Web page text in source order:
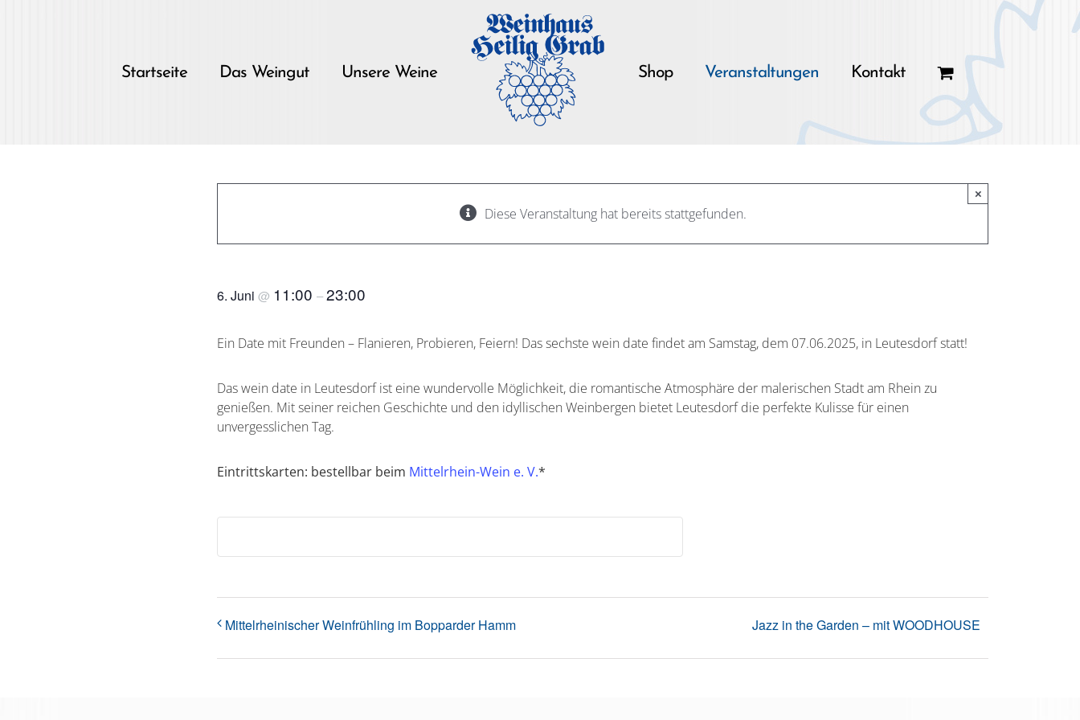
Startseite Das Weingut Unsere Weine Shop Veranstaltungen Kontakt
Diese Veranstaltung hat bereits stattgefunden.
×
6. Juni @ 11:00 –23:00
Ein Date mit Freunden – Flanieren, Probieren, Feiern! Das sechste wein date findet am Samstag, dem 07.06.2025, in Leutesdorf statt!
Das wein date in Leutesdorf ist eine wundervolle Möglichkeit, die romantische Atmosphäre der malerischen Stadt am Rhein zu
genießen. Mit seiner reichen Geschichte und den idyllischen Weinbergen bietet Leutesdorf die perfekte Kulisse für einen
unvergesslichen Tag.
Eintrittskarten: bestellbar beim Mittelrhein-Wein e. V.*
Mittelrheinischer Weinfrühling im Bopparder Hamm Jazz in the Garden – mit WOODHOUSE